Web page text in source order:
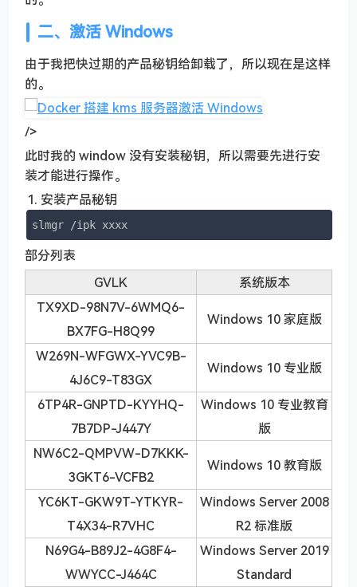
二、激活 Windows
由于我把快过期的产品秘钥给卸载了，所以现在是这样
的。
/>
此时我的 window 没有安装秘钥，所以需要先进行安
装才能进行操作。
安装产品秘钥
slmgr /ipk xxxx
部分列表
GVLK
系统版本
TX9XD-98N7V-6WMQ6-
BX7FG-H8Q99
Windows 10 家庭版
W269N-WFGWX-YVC9B-
4J6C9-T83GX
Windows 10 专业版
6TP4R-GNPTD-KYYHQ-
7B7DP-J447Y
Windows 10 专业教育
版
NW6C2-QMPVW-D7KKK-
3GKT6-VCFB2
Windows 10 教育版
YC6KT-GKW9T-YTKYR-
T4X34-R7VHC
Windows Server 2008
R2 标准版
N69G4-B89J2-4G8F4-
WWYCC-J464C
Windows Server 2019
Standard